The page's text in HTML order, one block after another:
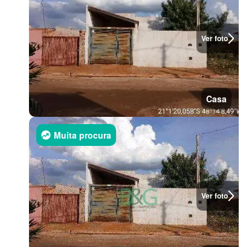
Ver foto
Casa
Ver foto
Muita procura